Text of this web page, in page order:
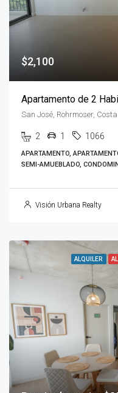
$2,100
San José, Rohrmoser,
2 1 1066
APARTAMENTO,
SEMI-AMUEBLADO,
Visión Urbana Realty
ALQUILER